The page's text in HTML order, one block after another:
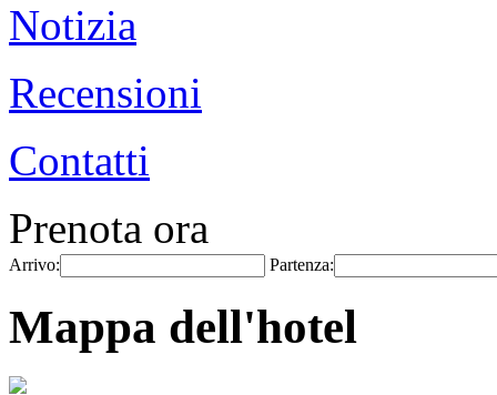
Notizia
Recensioni
Contatti
Prenota ora
Arrivo: Partenza:
Mappa dell'hotel